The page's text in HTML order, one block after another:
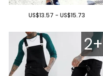
US$13.57 - US$15.73
2+